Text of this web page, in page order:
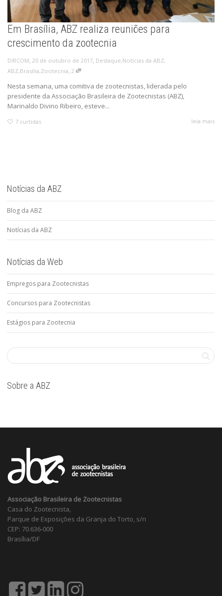
Em Brasília, ABZ realiza reuniões para
crescimento da zootecnia
DIRCOM 20 de outubro de 2017 Destaque,Notícias da ABZ,
ABZ,Brasília,Zootecnia, 2
Nesta semana, uma comitiva de zootecnistas, liderada pelo
presidente da Associação Brasileira de Zootecnistas (ABZ),
Marinaldo Divino Ribeiro, esteve...
7 curtidas leia mais
Notícias da ABZ
Blog da ABZ
Notícias da ABZ
Notícias da Web
Empregos para Zootecnistas
Concursos para Zootecnistas
Estágios para Zootecnia
Sobre a ABZ
Associação Brasileira de Zootecnistas
Casa do Zootecnista,
Parque de Exposições da Granja do Torto, s/n
CEP: 70.636-000
Brasília/DF